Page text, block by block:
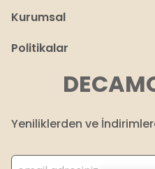
Kurumsal
Politikalar
Yeniliklerden ve